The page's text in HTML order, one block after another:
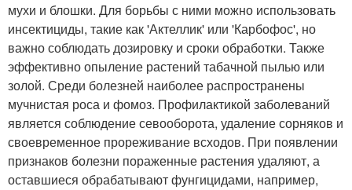
мухи и блошки. Для борьбы с ними можно использовать
инсектициды, такие как 'Актеллик' или 'Карбофос', но
важно соблюдать дозировку и сроки обработки. Также
эффективно опыление растений табачной пылью или
золой. Среди болезней наиболее распространены
мучнистая роса и фомоз. Профилактикой заболеваний
является соблюдение севооборота, удаление сорняков и
своевременное прореживание всходов. При появлении
признаков болезни пораженные растения удаляют, а
оставшиеся обрабатывают фунгицидами, например,